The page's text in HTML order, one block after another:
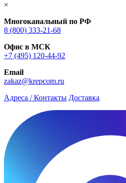
×
Многоканальный по РФ
8 (800) 333‑21-68
Офис в МСК
+7 (495) 120-44-92
Email
zakaz@krepcom.ru
Адреса / Контакты Доставка